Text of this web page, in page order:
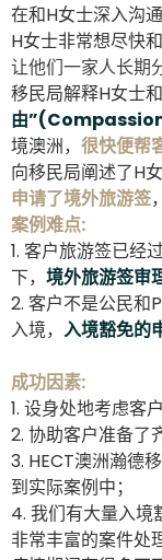
在和H女士深入沟
H女士非常想尽快
让他们一家人长期
移民局解释H女士
由
境澳洲， 很快便帮
向移民局阐述了H
申请了境外旅游签
案例难点:
1. 客户旅游签已经
下， 境外旅游签审
2. 客户不是公民和
入境， 入境豁免的
成功因素:
1. 设身处地考虑客
2. 协助客户准备了
3. HECT澳洲瀚德
到实际案例中；
4. 我们有大量入境
非常丰富的案件处